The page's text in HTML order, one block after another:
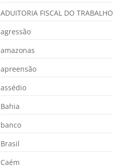
ADUITORIA FISCAL DO TRABALHO
agressão
amazonas
apreensão
assédio
Bahia
banco
Brasil
Caém